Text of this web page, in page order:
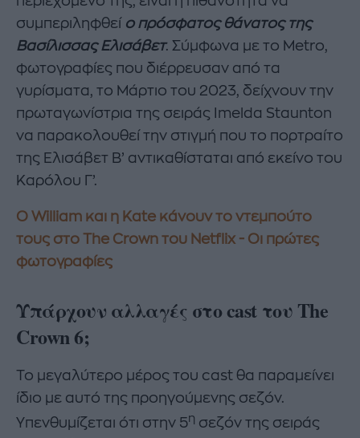
συμπεριληφθεί ο πρόσφατος θάνατος της
Βασίλισσας Ελισάβετ. Σύμφωνα με το Metro,
φωτογραφίες που διέρρευσαν από τα
γυρίσματα, το Μάρτιο του 2023, δείχνουν την
πρωταγωνίστρια της σειράς Imelda Staunton
να παρακολουθεί την στιγμή που το πορτραίτο
της Ελισάβετ Β’ αντικαθίσταται από εκείνο του
Καρόλου Γ’.
Ο William και η Kate κάνουν το ντεμπούτο
τους στο The Crown του Netflix - Οι πρώτες
φωτογραφίες
Υπάρχουν αλλαγές στο cast του The
Crown 6;
Το μεγαλύτερο μέρος του cast θα παραμείνει
ίδιο με αυτό της προηγούμενης σεζόν.
Υπενθυμίζεται ότι στην 5η σεζόν της σειράς